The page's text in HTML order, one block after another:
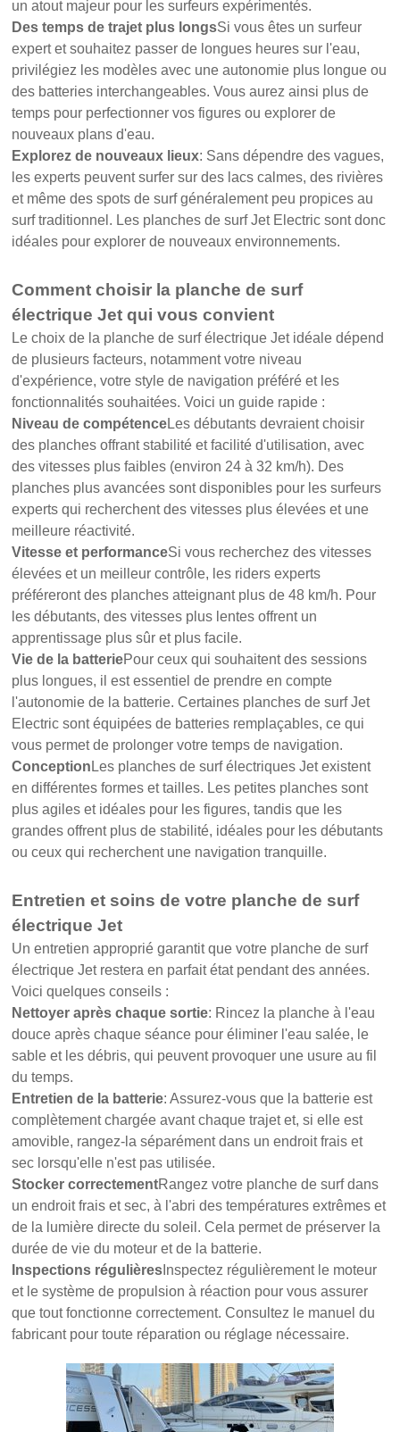
un atout majeur pour les surfeurs expérimentés.
Des temps de trajet plus longsSi vous êtes un surfeur
expert et souhaitez passer de longues heures sur l'eau,
privilégiez les modèles avec une autonomie plus longue ou
des batteries interchangeables. Vous aurez ainsi plus de
temps pour perfectionner vos figures ou explorer de
nouveaux plans d'eau.
Explorez de nouveaux lieux: Sans dépendre des vagues,
les experts peuvent surfer sur des lacs calmes, des rivières
et même des spots de surf généralement peu propices au
surf traditionnel. Les planches de surf Jet Electric sont donc
idéales pour explorer de nouveaux environnements.
Comment choisir la planche de surf
électrique Jet qui vous convient
Le choix de la planche de surf électrique Jet idéale dépend
de plusieurs facteurs, notamment votre niveau
d'expérience, votre style de navigation préféré et les
fonctionnalités souhaitées. Voici un guide rapide :
Niveau de compétenceLes débutants devraient choisir
des planches offrant stabilité et facilité d'utilisation, avec
des vitesses plus faibles (environ 24 à 32 km/h). Des
planches plus avancées sont disponibles pour les surfeurs
experts qui recherchent des vitesses plus élevées et une
meilleure réactivité.
Vitesse et performanceSi vous recherchez des vitesses
élevées et un meilleur contrôle, les riders experts
préféreront des planches atteignant plus de 48 km/h. Pour
les débutants, des vitesses plus lentes offrent un
apprentissage plus sûr et plus facile.
Vie de la batteriePour ceux qui souhaitent des sessions
plus longues, il est essentiel de prendre en compte
l'autonomie de la batterie. Certaines planches de surf Jet
Electric sont équipées de batteries remplaçables, ce qui
vous permet de prolonger votre temps de navigation.
Conception Les planches de surf électriques Jet existent
en différentes formes et tailles. Les petites planches sont
plus agiles et idéales pour les figures, tandis que les
grandes offrent plus de stabilité, idéales pour les débutants
ou ceux qui recherchent une navigation tranquille.
Entretien et soins de votre planche de surf
électrique Jet
Un entretien approprié garantit que votre planche de surf
électrique Jet restera en parfait état pendant des années.
Voici quelques conseils :
Nettoyer après chaque sortie: Rincez la planche à l'eau
douce après chaque séance pour éliminer l'eau salée, le
sable et les débris, qui peuvent provoquer une usure au fil
du temps.
Entretien de la batterie: Assurez-vous que la batterie est
complètement chargée avant chaque trajet et, si elle est
amovible, rangez-la séparément dans un endroit frais et
sec lorsqu'elle n'est pas utilisée.
Stocker correctementRangez votre planche de surf dans
un endroit frais et sec, à l'abri des températures extrêmes et
de la lumière directe du soleil. Cela permet de préserver la
durée de vie du moteur et de la batterie.
Inspections régulières Inspectez régulièrement le moteur
et le système de propulsion à réaction pour vous assurer
que tout fonctionne correctement. Consultez le manuel du
fabricant pour toute réparation ou réglage nécessaire.